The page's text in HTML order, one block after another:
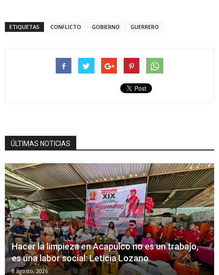
ETIQUETAS CONFLICTO GOBIERNO GUERRERO
ÚLTIMAS NOTICIAS
Hacer la limpieza en Acapulco no es un trabajo,
es una labor social: Leticia Lozano
8 agosto, 2026